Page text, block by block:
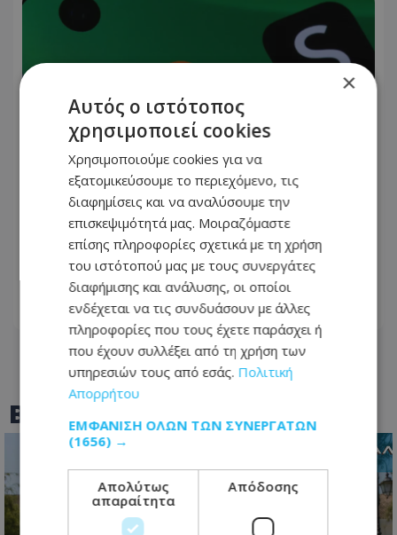
«Χρυσός» ο νέος δασμός - Πόσα
μπήκαν στα ταμεία του Τελωνείου
από Shein και Temu
04.08.2026 - 17:20
BEST OFTOTHEMAONLINE
×
Αυτός ο ιστότοπος
χρησιμοποιεί cookies
Χρησιμοποιούμε cookies για να
εξατομικεύσουμε το περιεχόμενο, τις
διαφημίσεις και να αναλύσουμε την
επισκεψιμότητά μας. Μοιραζόμαστε
επίσης πληροφορίες σχετικά με τη χρήση
του ιστότοπού μας με τους συνεργάτες
διαφήμισης και ανάλυσης, οι οποίοι
ενδέχεται να τις συνδυάσουν με άλλες
πληροφορίες που τους έχετε παράσχει ή
που έχουν συλλέξει από τη χρήση των
υπηρεσιών τους από εσάς. Πολιτική
Απορρήτου
ΕΜΦΆΝΙΣΗ ΌΛΩΝ ΤΩΝ ΣΥΝΕΡΓΑΤΏΝ
(1656) →
Απολύτως
απαραίτητα
Απόδοσης